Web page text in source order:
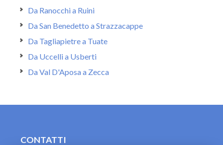
Da Ranocchi a Ruini
Da San Benedetto a Strazzacappe
Da Tagliapietre a Tuate
Da Uccelli a Usberti
Da Val D'Aposa a Zecca
CONTATTI